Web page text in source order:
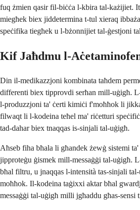
fuq żmien qasir fil-biċċa l-kbira tal-każijiet.
miegħek biex jiddetermina t-tul xieraq
speċifika tiegħek u l-bżonnijiet tal-ġestjoni
Kif Jaħdmu l-
Din il-medikazzjoni kombinata taħdem
differenti biex tipprovdi serħan mill-uġigħ.
l-produzzjoni ta' ċerti kimiċi f'moħħok li
filwaqt li l-kodeina teħel ma' riċetturi
tad-dahar biex tnaqqas is-sinjali tal-uġigħ.
Aħseb fiha bħala li għandek żewġ sistemi
jipproteġu ġismek mill-messaġġi tal-uġigħ.
bħal filtru, u jnaqqas l-intensità tas-sinjali
moħħok. Il-kodeina taġixxi aktar bħal
messaġġi tal-uġigħ milli jgħaddu għas-sensi